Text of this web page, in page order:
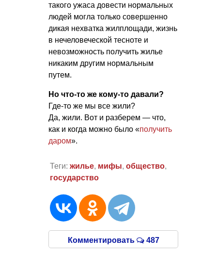
такого ужаса довести нормальных
людей могла только совершенно
дикая нехватка жилплощади, жизнь
в нечеловеческой тесноте и
невозможность получить жилье
никаким другим нормальным
путем.
Но что-то же кому-то давали?
Где-то же мы все жили?
Да, жили. Вот и разберем — что,
как и когда можно было «получить
даром».
Теги: жилье, мифы, общество,
государство
Комментировать 487